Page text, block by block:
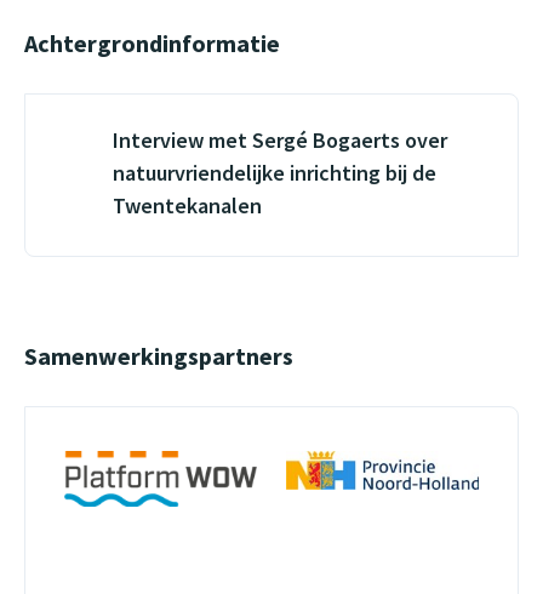
Achtergrondinformatie
Interview met Sergé Bogaerts over
natuurvriendelijke inrichting bij de
Twentekanalen
Samenwerkingspartners